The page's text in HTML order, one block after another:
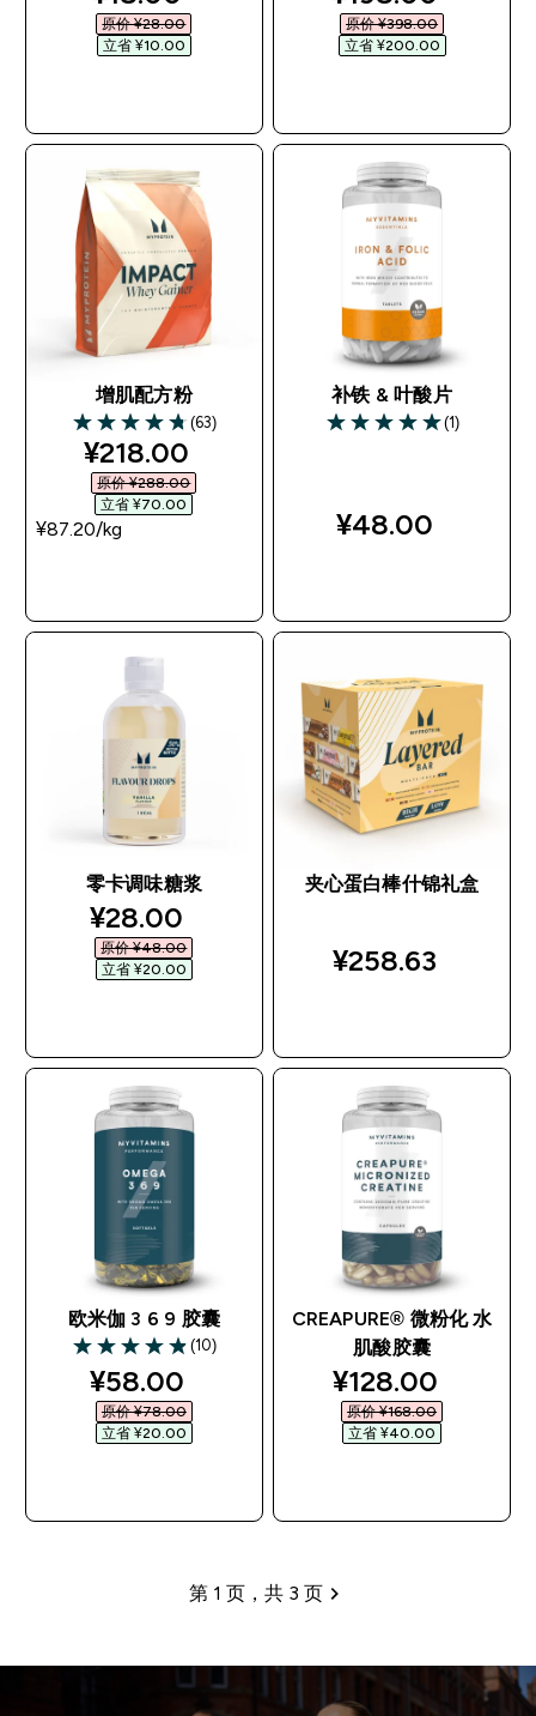
原价 ¥28.00‎
立省 ¥10.00‎
原价 ¥398.00‎
立省 ¥200.00‎
增肌配方粉
4.75 out of 5 stars
(63)
discounted price
¥218.00‎
原价 ¥288.00‎
立省 ¥70.00‎
¥87.20‎/kg
补铁 & 叶酸片
5 out of 5 stars
(1)
¥48.00‎
零卡调味糖浆
discounted price
¥28.00‎
原价 ¥48.00‎
立省 ¥20.00‎
夹心蛋白棒什锦礼盒
¥258.63‎
欧米伽 3 6 9 胶囊
4.9 out of 5 stars
(10)
discounted price
¥58.00‎
原价 ¥78.00‎
立省 ¥20.00‎
CREAPURE® 微粉化 水
肌酸胶囊
discounted
¥128.00‎
原价 ¥168.00‎
立省 ¥40.00‎
分页
第 1 页，共 3 页